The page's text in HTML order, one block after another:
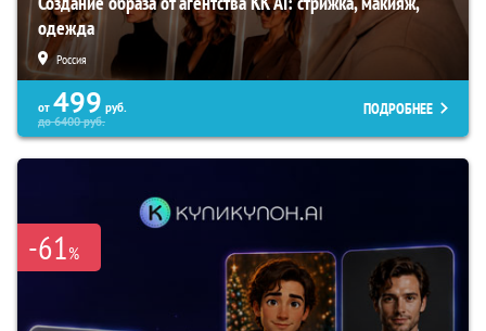
одежда
Россия
от 499 руб.
до6400руб.
ПОДРОБНЕЕ
-61%